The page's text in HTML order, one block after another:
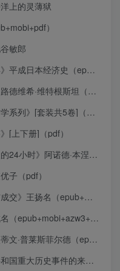
上的灵薄狱
）
敏郎
本经济史（epub+mobi+azw3+pdf）
特根斯坦（epub+mobi+azw3+pdf）
装共5卷]（epub+mobi+azw3+pdf）
[上下册]（pdf）
诺德·本涅特（epub+mobi+azw3+pdf）
子（pdf）
扬名（epub+mobi+azw3+pdf）
（epub+mobi+azw3+pdf）
斯菲尔德（epub+mobi+azw3+pdf）
事件的来龙去脉》（全二册）（pdf）